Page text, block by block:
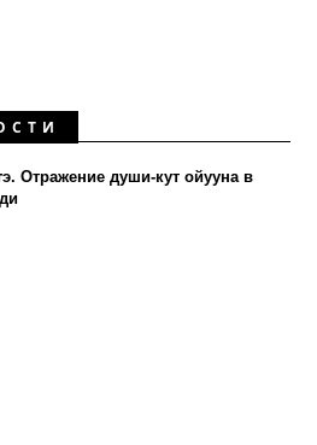
Отражение души-кут ойууна в